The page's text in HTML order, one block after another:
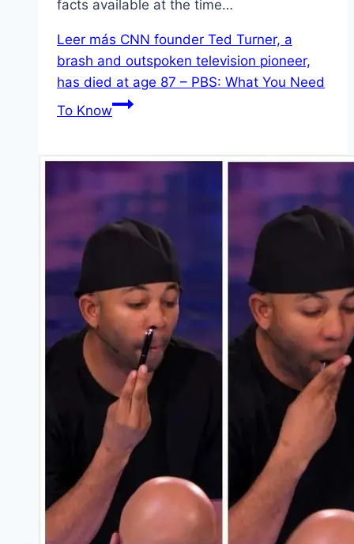
facts available at the time…
Leer más CNN founder Ted Turner, a
brash and outspoken television pioneer,
has died at age 87 – PBS: What You Need
To Know